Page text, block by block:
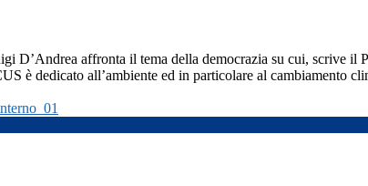
D’Andrea affronta il tema della democrazia su cui, scrive il
è dedicato all’ambiente ed in particolare al cambiamento